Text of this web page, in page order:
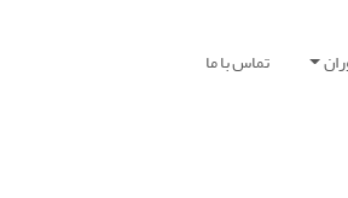
تماس با ما